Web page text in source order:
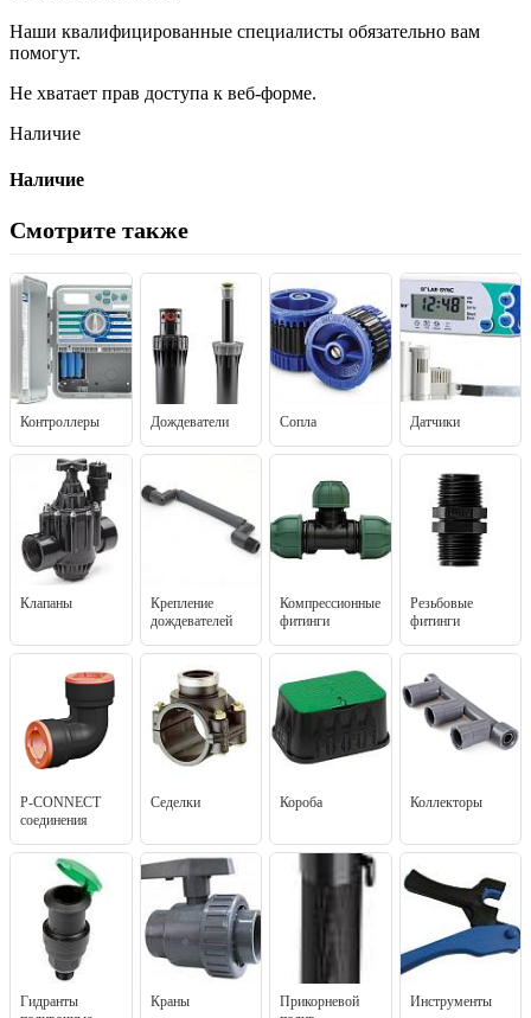
Наши квалифицированные специалисты обязательно вам
помогут.
Не хватает прав доступа к веб-форме.
Наличие
Наличие
Смотрите также
Контроллеры Дождеватели Сопла Датчики
Клапаны
Крепление
дождевателей
Компрессионные
фитинги
Резьбовые
фитинги
P-CONNECT
соединения
Седелки Короба Коллекторы
Гидранты
Краны
Прикорневой
Инструменты